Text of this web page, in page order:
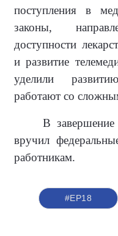
поступления в
законы,
доступности
и развитие
уделили
работают со
В завершение
вручил
работникам.
#ЕР18